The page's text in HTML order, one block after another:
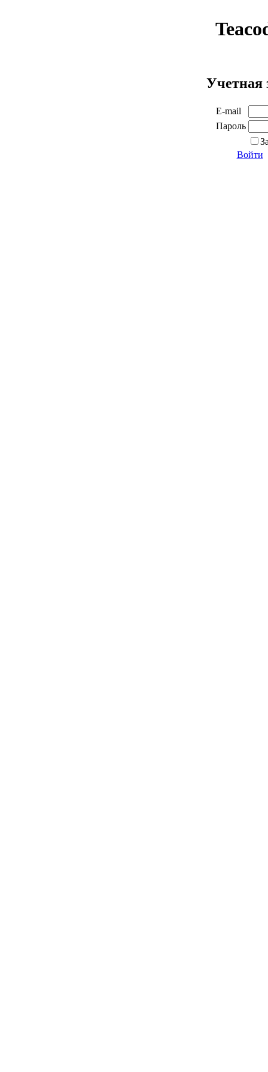
Учетная
E-mail
Пароль
Войти